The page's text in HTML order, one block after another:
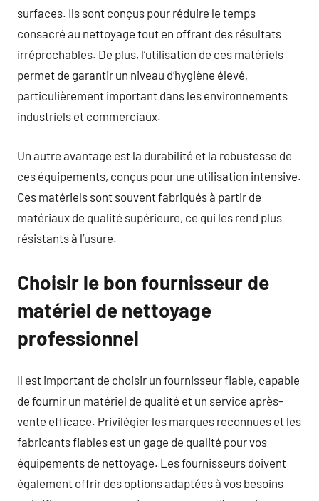
surfaces. Ils sont conçus pour réduire le temps
consacré au nettoyage tout en offrant des résultats
irréprochables. De plus, l’utilisation de ces matériels
permet de garantir un niveau d’hygiène élevé,
particulièrement important dans les environnements
industriels et commerciaux.
Un autre avantage est la durabilité et la robustesse de
ces équipements, conçus pour une utilisation intensive.
Ces matériels sont souvent fabriqués à partir de
matériaux de qualité supérieure, ce qui les rend plus
résistants à l’usure.
Choisir le bon fournisseur de
matériel de nettoyage
professionnel
Il est important de choisir un fournisseur fiable, capable
de fournir un matériel de qualité et un service après-
vente efficace. Privilégier les marques reconnues et les
fabricants fiables est un gage de qualité pour vos
équipements de nettoyage. Les fournisseurs doivent
également offrir des options adaptées à vos besoins